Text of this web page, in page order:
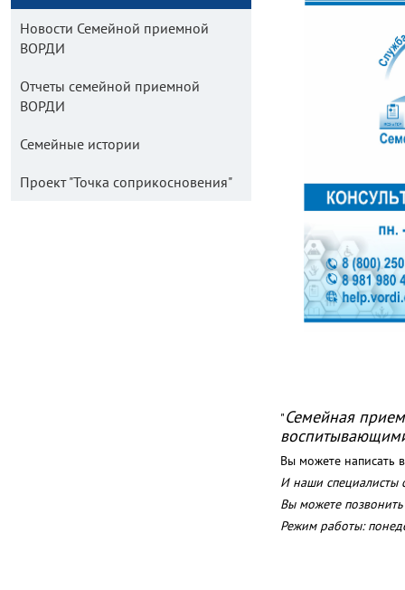
Новости Семейной приемной
ВОРДИ
Отчеты семейной приемной
ВОРДИ
Семейные истории
Проект "Точка соприкосновения"
"Семейная
Вы можете
И наши специалисты
Вы можете позвонить
Режим работы: